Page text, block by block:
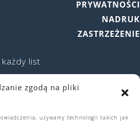
zgodą na pliki
używamy technologii takich jak
PRYWATNOŚCI
NADRUK
ZASTRZEŻENIE
list
Bournville